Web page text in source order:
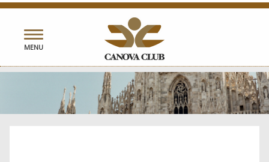
Toggle
navigation
MENU